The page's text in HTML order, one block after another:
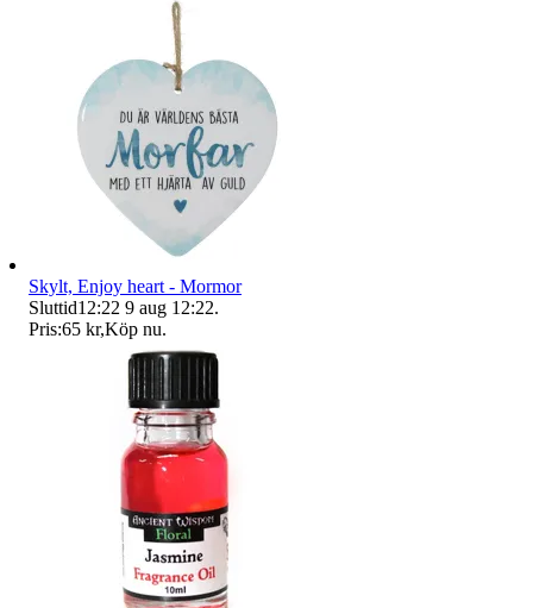
Skylt, Enjoy heart - Mormor
Sluttid12:22 9 aug 12:22.
Pris:65 kr,Köp nu.